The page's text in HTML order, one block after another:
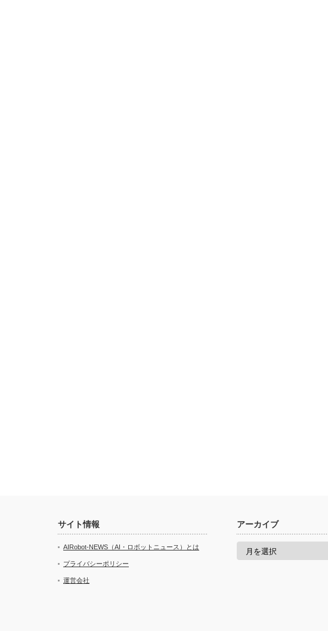
サイト情報
AIRobot-NEWS（AI・ロボットニュース）とは
プライバシーポリシー
運営会社
アーカイブ
ア